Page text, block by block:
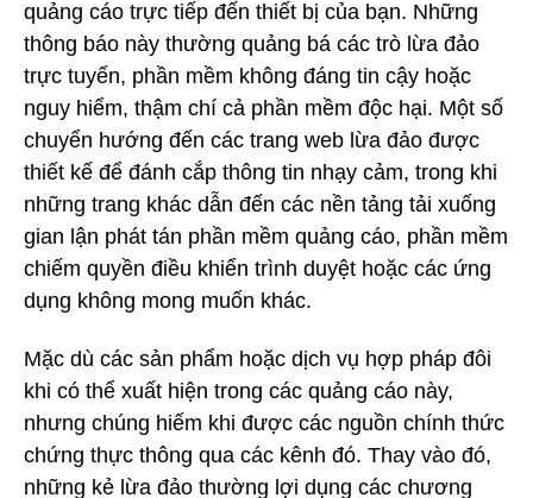
quảng cáo trực tiếp đến thiết bị của bạn. Những
thông báo này thường quảng bá các trò lừa đảo
trực tuyến, phần mềm không đáng tin cậy hoặc
nguy hiểm, thậm chí cả phần mềm độc hại. Một số
chuyển hướng đến các trang web lừa đảo được
thiết kế để đánh cắp thông tin nhạy cảm, trong khi
những trang khác dẫn đến các nền tảng tải xuống
gian lận phát tán phần mềm quảng cáo, phần mềm
chiếm quyền điều khiển trình duyệt hoặc các ứng
dụng không mong muốn khác.
Mặc dù các sản phẩm hoặc dịch vụ hợp pháp đôi
khi có thể xuất hiện trong các quảng cáo này,
nhưng chúng hiếm khi được các nguồn chính thức
chứng thực thông qua các kênh đó. Thay vào đó,
những kẻ lừa đảo thường lợi dụng các chương